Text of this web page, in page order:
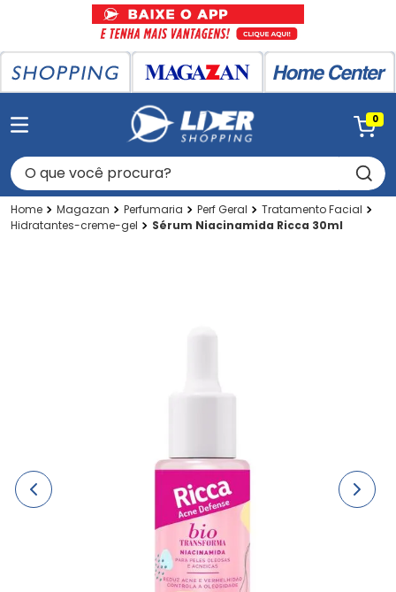
0
O que você procura?
Magazan Perfumaria Perf Geral
Tratamento Facial
Hidratantes-creme-gel
Sérum Niacinamida Ricca 30ml